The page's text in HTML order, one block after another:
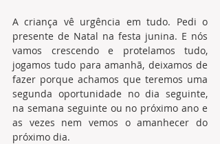
A criança vê urgência em tudo. Pedi o
presente de Natal na festa junina. E nós
vamos crescendo e protelamos tudo,
jogamos tudo para amanhã, deixamos de
fazer porque achamos que teremos uma
segunda oportunidade no dia seguinte,
na semana seguinte ou no próximo ano e
as vezes nem vemos o amanhecer do
próximo dia.